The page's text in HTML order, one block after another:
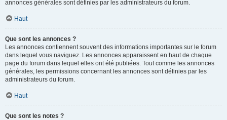
annonces générales sont définies par les administrateurs du forum.
Haut
Que sont les annonces ?
Les annonces contiennent souvent des informations importantes sur le forum
dans lequel vous naviguez. Les annonces apparaissent en haut de chaque
page du forum dans lequel elles ont été publiées. Tout comme les annonces
générales, les permissions concernant les annonces sont définies par les
administrateurs du forum.
Haut
Que sont les notes ?